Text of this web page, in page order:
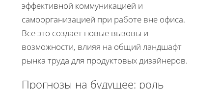
эффективной коммуникацией и
самоорганизацией при работе вне офиса.
Все это создает новые вызовы и
возможности, влияя на общий ландшафт
рынка труда для продуктовых дизайнеров.
Прогнозы на будущее: роль